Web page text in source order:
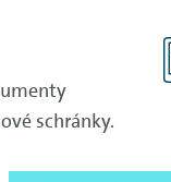
schránky.